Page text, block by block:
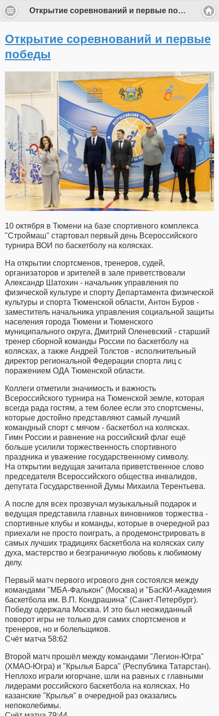
Открытие соревнований и первые победы
Открытие соревнований и первые
победы
10 октября в Тюмени на базе спортивного комплекса
"Строймаш" стартовал первый день Всероссийского
турнира ВОИ по баскетболу на колясках.
На открытии спортсменов, тренеров, судей,
организаторов и зрителей в зале приветствовали
Александр Шатохин - начальник управления по
физической культуре и спорту Департамента физической
культуры и спорта Тюменской области, Антон Буров -
заместитель начальника управления социальной защиты
населения города Тюмени и Тюменского
муниципального округа, Дмитрий Оленевский - старший
тренер сборной команды России по баскетболу на
колясках, а также Андрей Толстов - исполнительный
директор региональной Федерации спорта лиц с
поражением ОДА Тюменской области.
Коллеги отметили значимость и важность
Всероссийского турнира на Тюменской земле, которая
всегда рада гостям, а тем более если это спортсмены,
которые достойно представляют самый лучший
командный спорт с мячом - баскетбол на колясках.
Гимн России и равнение на российский флаг ещё
больше усилили торжественность спортивного
праздника и уважение государственному символу.
На открытии ведущая зачитала приветственное слово
председателя Всероссийского общества инвалидов,
депутата Государственной Думы Михаила Терентьева.
А после для всех прозвучал музыкальный подарок и
ведущая представила главных виновников торжества -
спортивные клубы и команды, которые в очередной раз
приехали не просто поиграть, а продемонстрировать в
самых лучших традициях баскетбола на колясках силу
духа, мастерство и безграничную любовь к любимому
делу.
Первый матч первого игрового дня состоялся между
командами "МБА-Фалькон" (Москва) и "БасКИ-Академия
баскетбола им. В.П. Кондрашина" (Санкт-Петербург).
Победу одержала Москва. И это был неожиданный
поворот игры не только для самих спортсменов и
тренеров, но и болельщиков.
Счёт матча 58:62
Второй матч прошёл между командами "Легион-Югра"
(ХМАО-Югра) и "Крылья Барса" (Республика Татарстан).
Неплохо играли югорчане, шли на равных с главными
лидерами российского баскетбола на колясках. Но
казанские "Крылья" в очередной раз оказались
непоколебимы.